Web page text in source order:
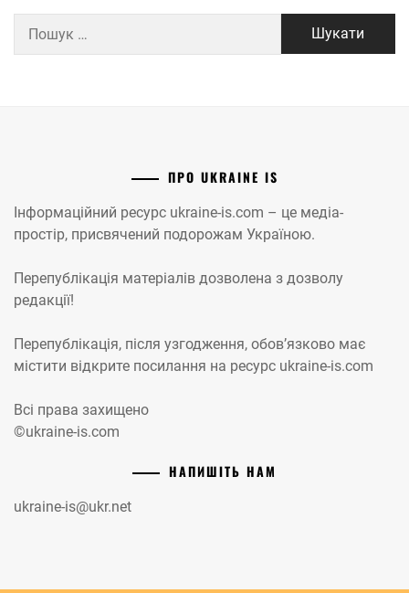
ПРО UKRAINE IS
Інформаційний ресурс ukraine-is.com – це медіа-
простір, присвячений подорожам Україною.
Перепублікація матеріалів дозволена з дозволу
редакції!
Перепублікація, після узгодження, обов’язково має
містити відкрите посилання на ресурс ukraine-is.com
Всі права захищено
©ukraine-is.com
НАПИШІТЬ НАМ
ukraine-is@ukr.net